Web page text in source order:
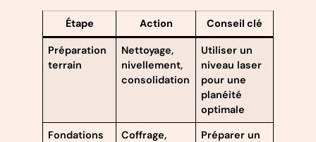
Étape Action Conseil clé
Préparation
terrain
Nettoyage,
nivellement,
consolidation
Utiliser un
niveau laser
pour une
planéité
optimale
Fondations
Coffrage,
Préparer un